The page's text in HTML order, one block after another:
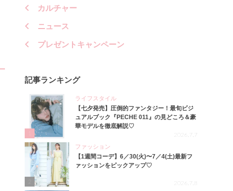
カルチャー
ニュース
プレゼントキャンペーン
記事ランキング
ライフスタイル
【七夕発売】圧倒的ファンタジー！最旬ビジ
ュアルブック『PECHE 011』の見どころ＆豪
華モデルを徹底解説♡
2026.7.7
ファッション
【1週間コーデ】6／30(火)〜7／4(土)最新フ
ァッションをピックアップ♡
2026.7.8